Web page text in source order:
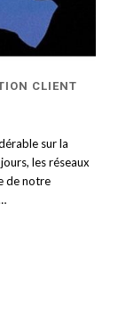
CLIENT
sur la
les réseaux
de notre